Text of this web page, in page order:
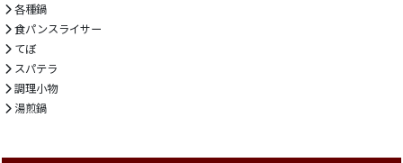
各種鍋
食パンスライサー
てぼ
スパテラ
調理小物
湯煎鍋